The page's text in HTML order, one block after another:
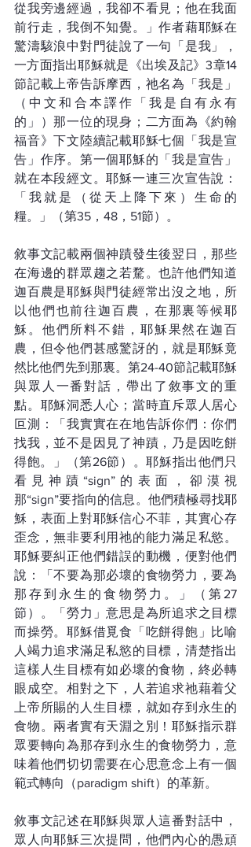
從我旁邊經過，我卻不看見；他在我面
前行走，我倒不知覺。」作者藉耶穌在
驚濤駭浪中對門徒說了一句「是我」，
一方面指出耶穌就是《出埃及記》3章14
節記載上帝告訴摩西，祂名為「我是」
（中文和合本譯作「我是自有永有
的」）那一位的現身；二方面為《約翰
福音》下文陸續記載耶穌七個「我是宣
告」作序。第一個耶穌的「我是宣告」
就在本段經文。耶穌一連三次宣告說：
「我就是（從天上降下來）生命的
糧。」（第35，48，51節）。
敘事文記載兩個神蹟發生後翌日，那些
在海邊的群眾趨之若騖。也許他們知道
迦百農是耶穌與門徒經常出沒之地，所
以他們也前往迦百農，在那裏等候耶
穌。他們所料不錯，耶穌果然在迦百
農，但令他們甚感驚訝的，就是耶穌竟
然比他們先到那裏。第24-40節記載耶穌
與眾人一番對話，帶出了敘事文的重
點。耶穌洞悉人心；當時直斥眾人居心
叵測：「我實實在在地告訴你們：你們
找我，並不是因見了神蹟，乃是因吃餅
得飽。」（第26節）。耶穌指出他們只
看見神蹟“sign”的表面，卻漠視
那“sign”要指向的信息。他們積極尋找耶
穌，表面上對耶穌信心不菲，其實心存
歪念，無非要利用祂的能力滿足私慾。
耶穌要糾正他們錯誤的動機，便對他們
說：「不要為那必壞的食物勞力，要為
那存到永生的食物勞力。」（第27
節）。「勞力」意思是為所追求之目標
而操勞。耶穌借覓食「吃餅得飽」比喻
人竭力追求滿足私慾的目標，清楚指出
這樣人生目標有如必壞的食物，終必轉
眼成空。相對之下，人若追求祂藉着父
上帝所賜的人生目標，就如存到永生的
食物。兩者實有天淵之別！耶穌指示群
眾要轉向為那存到永生的食物勞力，意
味着他們切切需要在心思意念上有一個
範式轉向（paradigm shift）的革新。
敘事文記述在耶穌與眾人這番對話中，
眾人向耶穌三次提問，他們內心的愚頑